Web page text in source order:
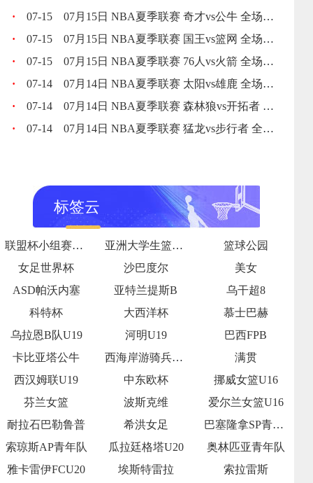
·
07-15
07月15日 NBA夏季联赛 奇才vs公牛 全场录像回放
·
07-15
07月15日 NBA夏季联赛 国王vs篮网 全场录像回放
·
07-15
07月15日 NBA夏季联赛 76人vs火箭 全场录像回放
·
07-14
07月14日 NBA夏季联赛 太阳vs雄鹿 全场录像回放
·
07-14
07月14日 NBA夏季联赛 森林狼vs开拓者 全场录像回放
·
07-14 07月14日 NBA夏季联赛 猛龙vs步行者 全场录像回放
标签云
联盟杯小组赛第2轮 亚洲大学生篮球联赛半决赛
篮球公园
女足世界杯
沙巴度尔
美女
ASD帕沃内塞
亚特兰提斯B
乌干超8
科特杯
大西洋杯
慕士巴赫
乌拉恩B队U19
河明U19
巴西FPB
卡比亚塔公牛
西海岸游骑兵女足
满贯
西汉姆联U19
中东欧杯
挪威女篮U16
芬兰女篮
波斯克维
爱尔兰女篮U16
耐拉石巴勒鲁普
希洪女足
巴塞隆拿SP青年队
索琼斯AP青年队
瓜拉廷格塔U20
奥林匹亚青年队
雅卡雷伊FCU20
埃斯特雷拉 索拉雷斯